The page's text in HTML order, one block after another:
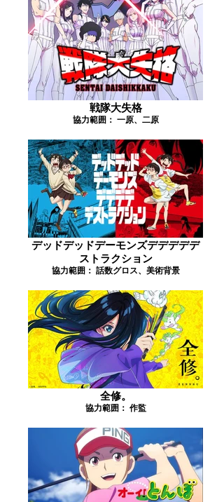
戦隊大失格
協力範囲： 一原、二原
デッドデッドデーモンズデデデデデ
ストラクション
協力範囲： 話数グロス、美術背景
全修。
協力範囲： 作監